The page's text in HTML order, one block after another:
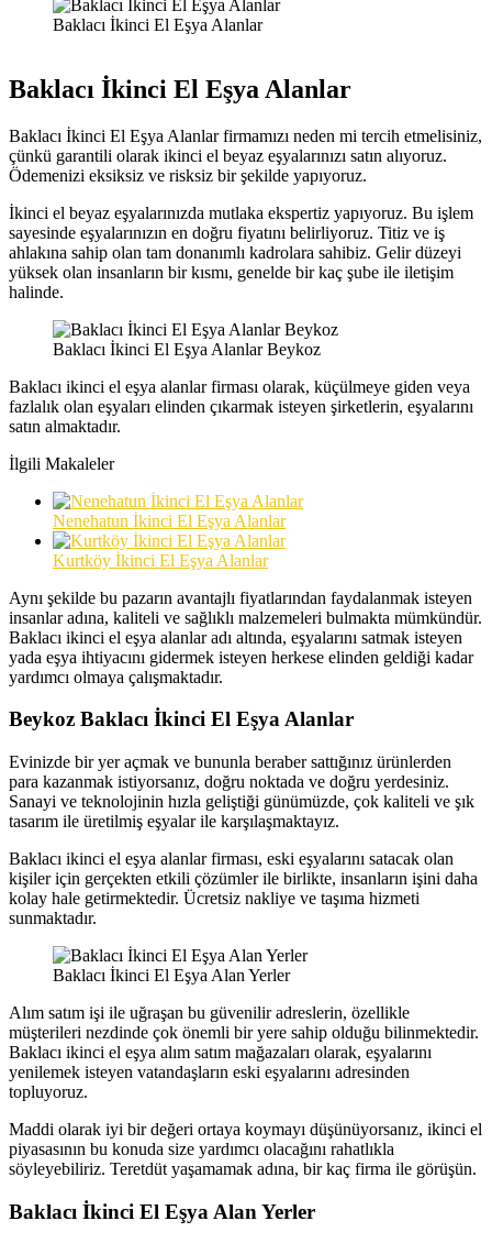
Baklacı İkinci El Eşya Alanlar
Baklacı İkinci El Eşya Alanlar
Baklacı İkinci El Eşya Alanlar firmamızı neden mi tercih etmelisiniz,
çünkü garantili olarak ikinci el beyaz eşyalarınızı satın alıyoruz.
Ödemenizi eksiksiz ve risksiz bir şekilde yapıyoruz.
İkinci el beyaz eşyalarınızda mutlaka ekspertiz yapıyoruz. Bu işlem
sayesinde eşyalarınızın en doğru fiyatını belirliyoruz. Titiz ve iş
ahlakına sahip olan tam donanımlı kadrolara sahibiz. Gelir düzeyi
yüksek olan insanların bir kısmı, genelde bir kaç şube ile iletişim
halinde.
Baklacı İkinci El Eşya Alanlar Beykoz
Baklacı ikinci el eşya alanlar firması olarak, küçülmeye giden veya
fazlalık olan eşyaları elinden çıkarmak isteyen şirketlerin, eşyalarını
satın almaktadır.
İlgili Makaleler
Nenehatun İkinci El Eşya Alanlar
Kurtköy İkinci El Eşya Alanlar
Aynı şekilde bu pazarın avantajlı fiyatlarından faydalanmak isteyen
insanlar adına, kaliteli ve sağlıklı malzemeleri bulmakta mümkündür.
Baklacı ikinci el eşya alanlar adı altında, eşyalarını satmak isteyen
yada eşya ihtiyacını gidermek isteyen herkese elinden geldiği kadar
yardımcı olmaya çalışmaktadır.
Beykoz Baklacı İkinci El Eşya Alanlar
Evinizde bir yer açmak ve bununla beraber sattığınız ürünlerden
para kazanmak istiyorsanız, doğru noktada ve doğru yerdesiniz.
Sanayi ve teknolojinin hızla geliştiği günümüzde, çok kaliteli ve şık
tasarım ile üretilmiş eşyalar ile karşılaşmaktayız.
Baklacı ikinci el eşya alanlar firması, eski eşyalarını satacak olan
kişiler için gerçekten etkili çözümler ile birlikte, insanların işini daha
kolay hale getirmektedir. Ücretsiz nakliye ve taşıma hizmeti
sunmaktadır.
Baklacı İkinci El Eşya Alan Yerler
Alım satım işi ile uğraşan bu güvenilir adreslerin, özellikle
müşterileri nezdinde çok önemli bir yere sahip olduğu bilinmektedir.
Baklacı ikinci el eşya alım satım mağazaları olarak, eşyalarını
yenilemek isteyen vatandaşların eski eşyalarını adresinden
topluyoruz.
Maddi olarak iyi bir değeri ortaya koymayı düşünüyorsanız, ikinci el
piyasasının bu konuda size yardımcı olacağını rahatlıkla
söyleyebiliriz. Teretdüt yaşamamak adına, bir kaç firma ile görüşün.
Baklacı İkinci El Eşya Alan Yerler